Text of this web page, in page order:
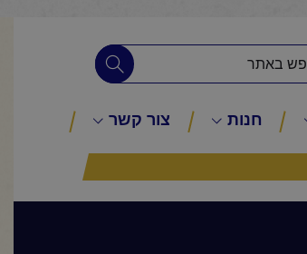
חנות צור קשר